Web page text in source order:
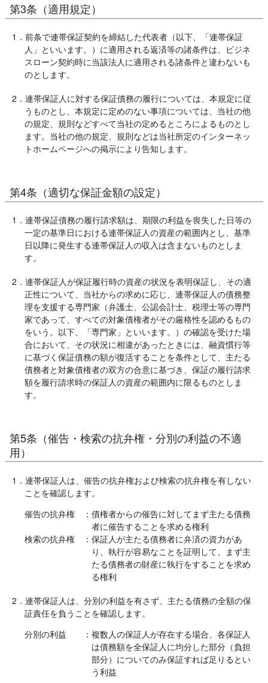
第3条（適用規定）
1．前条で連帯保証契約を締結した代表者（以下、「連帯保証
人」といいます。）に適用される返済等の諸条件は、ビジネ
スローン契約時に当該法人に適用される諸条件と違わないも
のとします。
2．連帯保証人に対する保証債務の履行については、本規定に従
うものとし、本規定に定めのない事項については、当社の他
の規定、規則などすべて当社の定めるところによるものとし
ます。当社の他の規定、規則などは当社所定のインターネッ
トホームページへの掲示により告知します。
第4条（適切な保証金額の設定）
1．連帯保証債務の履行請求額は、期限の利益を喪失した日等の
一定の基準日における連帯保証人の資産の範囲内とし、基準
日以降に発生する連帯保証人の収入は含まないものとしま
す。
2．連帯保証人が保証履行時の資産の状況を表明保証し、その適
正性について、当社からの求めに応じ、連帯保証人の債務整
理を支援する専門家（弁護士、公認会計士、税理士等の専門
家であって、すべての対象債権者がその厳格性を認めるもの
をいう。以下、「専門家」といいます。）の確認を受けた場
合において、その状況に相違があったときには、融資慣行等
に基づく保証債務の額が復活することを条件として、主たる
債務者と対象債権者の双方の合意に基づき、保証の履行請求
額を履行請求時の保証人の資産の範囲内に限るものとしま
す。
第5条（催告・検索の抗弁権・分別の利益の不適
用）
1．連帯保証人は、催告の抗弁権および検索の抗弁権を有しない
ことを確認します。
催告の抗弁権
：債権者からの催告に対してまず主たる債務
者に催告することを求める権利
検索の抗弁権
：保証人が主たる債務者に弁済の資力があ
り、執行が容易なことを証明して、まず主
たる債務者の財産に執行をすることを求め
る権利
2．連帯保証人は、分別の利益を有さず、主たる債務の全額の保
証責任を負うことを確認します。
分別の利益
：複数人の保証人が存在する場合、各保証人
は債務額を全保証人に均分した部分（負担
部分）についてのみ保証すれば足りるとい
う利益